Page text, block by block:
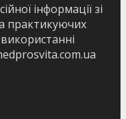
інформації зі
практикуючих